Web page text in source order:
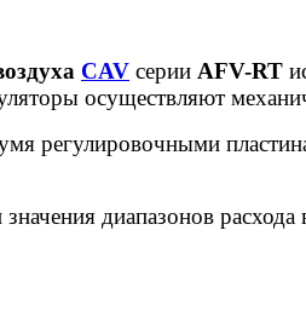
CAV серии AFV-RT
осуществляют
регулировочными
диапазонов расхода